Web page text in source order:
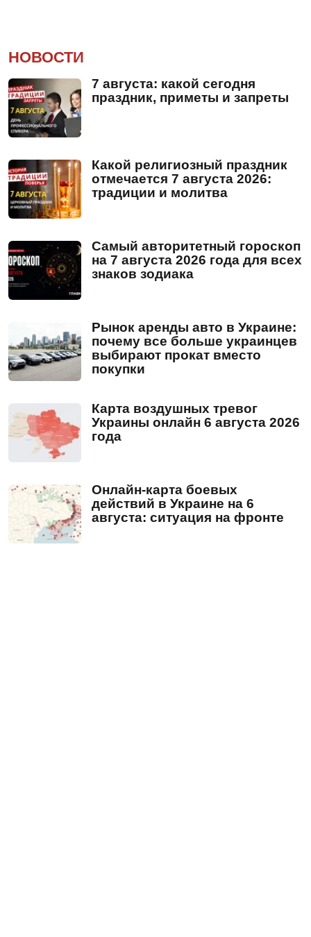
НОВОСТИ
7 августа: какой сегодня
праздник, приметы и запреты
Какой религиозный праздник
отмечается 7 августа 2026:
традиции и молитва
Самый авторитетный гороскоп
на 7 августа 2026 года для всех
знаков зодиака
Рынок аренды авто в Украине:
почему все больше украинцев
выбирают прокат вместо
покупки
Карта воздушных тревог
Украины онлайн 6 августа 2026
года
Онлайн-карта боевых
действий в Украине на 6
августа: ситуация на фронте